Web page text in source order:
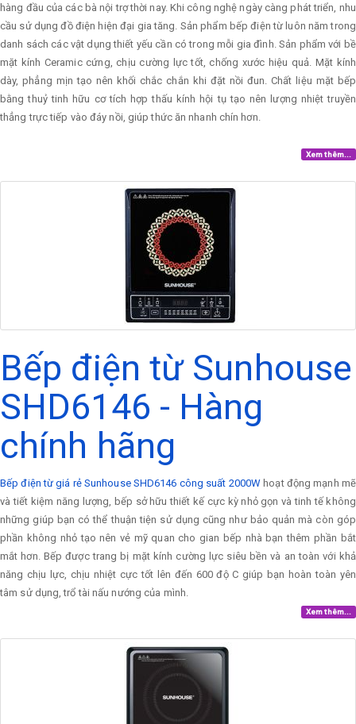
hàng đầu của các bà nội trợ thời nay. Khi công nghệ ngày càng phát triển, nhu
cầu sử dụng đồ điện hiện đại gia tăng. Sản phẩm bếp điện từ luôn năm trong
danh sách các vật dụng thiết yếu cần có trong mỗi gia đình. Sản phẩm với bề
mặt kính Ceramic cứng, chịu cường lực tốt, chống xước hiệu quả. Mặt kính
dày, phẳng mịn tạo nên khối chắc chắn khi đặt nồi đun. Chất liệu mặt bếp
bằng thuỷ tinh hữu cơ tích hợp thấu kính hội tụ tạo nên lượng nhiệt truyền
thẳng trực tiếp vào đáy nồi, giúp thức ăn nhanh chín hơn.
Xem thêm...
Bếp điện từ Sunhouse
SHD6146 - Hàng
chính hãng
Bếp điện từ giá rẻ Sunhouse SHD6146 công suất 2000W hoạt động mạnh mẽ
và tiết kiệm năng lượng, bếp sở hữu thiết kế cực kỳ nhỏ gọn và tinh tế không
những giúp bạn có thể thuận tiện sử dụng cũng như bảo quản mà còn góp
phần không nhỏ tạo nên vẻ mỹ quan cho gian bếp nhà bạn thêm phần bắt
mắt hơn. Bếp được trang bị mặt kính cường lực siêu bền và an toàn với khả
năng chịu lực, chịu nhiệt cực tốt lên đến 600 độ C giúp bạn hoàn toàn yên
tâm sử dụng, trổ tài nấu nướng của mình.
Xem thêm...